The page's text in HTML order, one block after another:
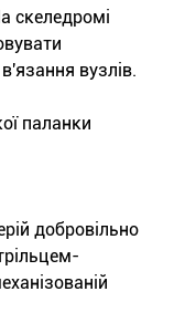
скеледромі
вузлів.
паланки
добровільно